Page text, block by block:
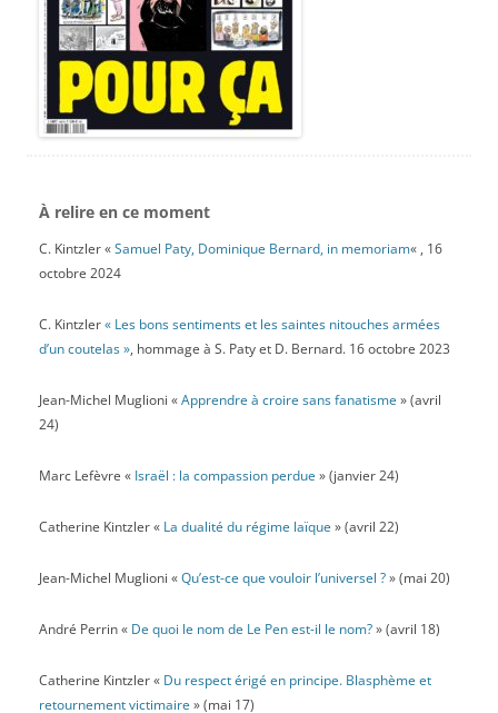
À relire en ce moment
C. Kintzler «Samuel Paty, Dominique Bernard, in memoriam« , 16
octobre 2024
C. Kintzler« Les bons sentiments et les saintes nitouches armées
d’un coutelas », hommage à S. Paty et D. Bernard. 16 octobre 2023
Jean-Michel Muglioni «Apprendre à croire sans fanatisme » (avril
24)
Marc Lefèvre « Israël : la compassion perdue » (janvier 24)
Catherine Kintzler « La dualité du régime laïque » (avril 22)
Jean-Michel Muglioni «Qu’est-ce que vouloir l’universel ?» (mai 20)
André Perrin « De quoi le nom de Le Pen est-il le nom?» (avril 18)
Catherine Kintzler « Du respect érigé en principe. Blasphème et
retournement victimaire » (mai 17)